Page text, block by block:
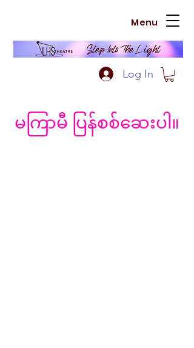
Menu
Log In
မကြာမီ ပြန်စစ်ဆေးပါ။